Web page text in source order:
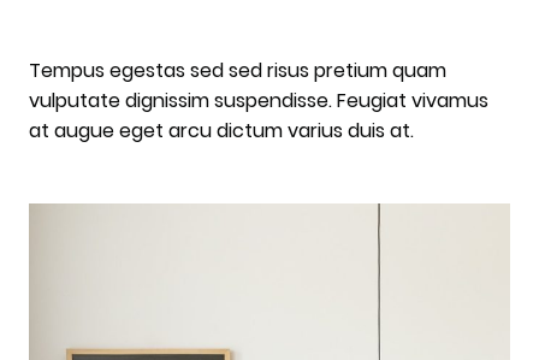
Tempus egestas sed sed risus pretium quam
vulputate dignissim suspendisse. Feugiat vivamus
at augue eget arcu dictum varius duis at.